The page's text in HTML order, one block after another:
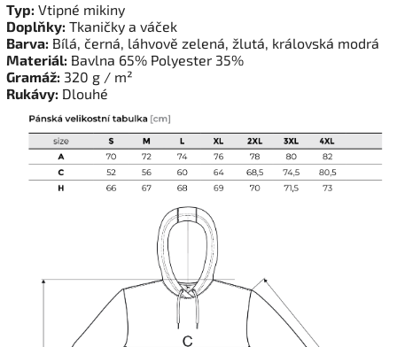
Typ: Vtipné mikiny
Doplňky: Tkaničky a váček
Barva: Bílá, černá, láhvově zelená, žlutá, královská modrá
Materiál: Bavlna 65% Polyester 35%
Gramáž: 320 g / m²
Rukávy: Dlouhé